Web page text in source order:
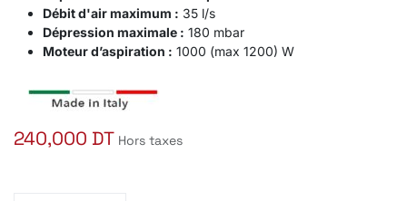
Débit d'air maximum : 35 l/s
Dépression maximale : 180 mbar
Moteur d’aspiration : 1000 (max 1200) W
240,000 DT Hors taxes